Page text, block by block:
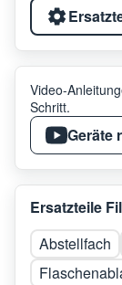
Video-
Schritt.
Geräte
Ersatzteile
Abstellfach